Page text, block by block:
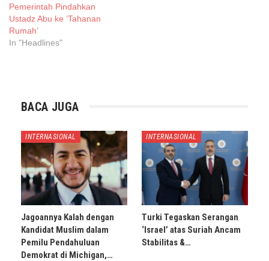
Pemerintah Pindahkan
Ustadz Abu ke ‘Tahanan
Rumah’
In "Headlines"
BACA JUGA
INTERNASIONAL
Jagoannya Kalah dengan
Kandidat Muslim dalam
Pemilu Pendahuluan
Demokrat di Michigan,…
INTERNASIONAL
Turki Tegaskan Serangan
‘Israel’ atas Suriah Ancam
Stabilitas &…